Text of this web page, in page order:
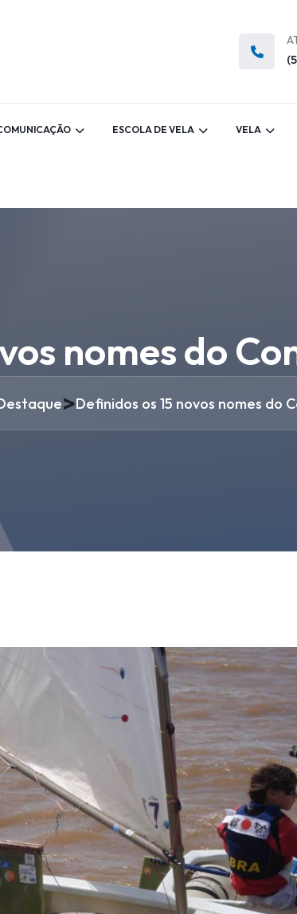
ESCOLA DE VELA VELA
nomes do
>Definidos os 15 novos nomes do